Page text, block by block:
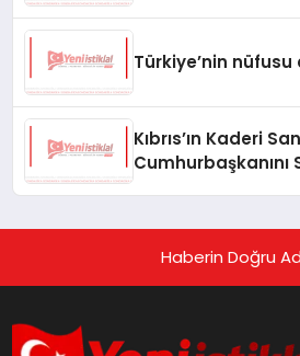
Türkiye’nin nüfusu
Kıbrıs’ın Kaderi
Cumhurbaşkanını
Haberin Doğru